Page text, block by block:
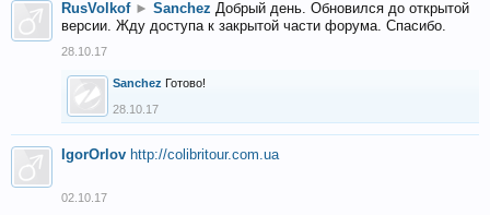
RusVolkof ► Sanchez Добрый день. Обновился до открытой
версии. Жду доступа к закрытой части форума. Спасибо.
28.10.17
Sanchez Готово!
28.10.17
IgorOrlov http://colibritour.com.ua
02.10.17